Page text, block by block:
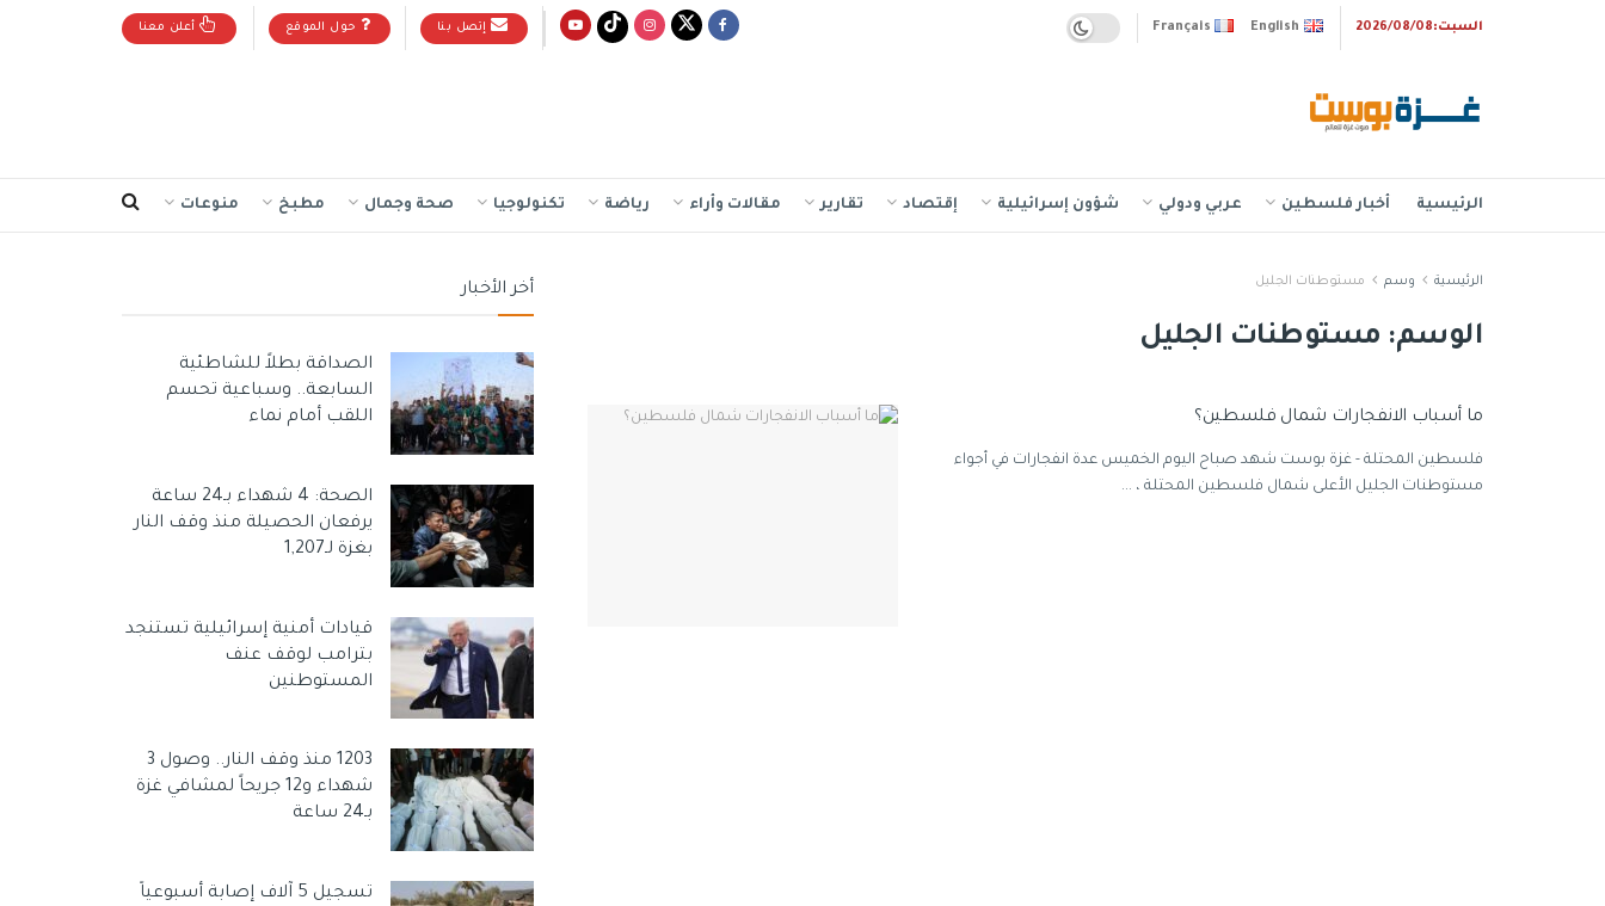
السبت:2026/08/08 Français English إتصل بنا حول الموقع أعلن معنا
الرئيسية أخبار فلسطين عربي ودولي شؤون إسرائيلية إقتصاد تقارير مقالات وأراء رياضة تكنولوجيا صحة وجمال مطبخ منوعات
الرئيسية وسم مستوطنات الجليل
الوسم: مستوطنات الجليل
ما أسباب الانفجارات شمال فلسطين؟
فلسطين المحتلة - غزة بوست شهد صباح اليوم الخميس عدة انفجارات في أجواء
مستوطنات الجليل الأعلى شمال فلسطين المحتلة ، ...
أخر الأخبار
الصداقة بطلاً للشاطئية
السابعة.. وسباعية تحسم
اللقب أمام نماء
الصحة: 4 شهداء بـ24 ساعة
يرفعان الحصيلة منذ وقف النار
بغزة لـ1,207
قيادات أمنية إسرائيلية تستنجد
بترامب لوقف عنف
المستوطنين
1203 منذ وقف النار.. وصول 3
شهداء و12 جريحاً لمشافي غزة
بـ24 ساعة
تسجيل 5 آلاف إصابة أسبوعياً